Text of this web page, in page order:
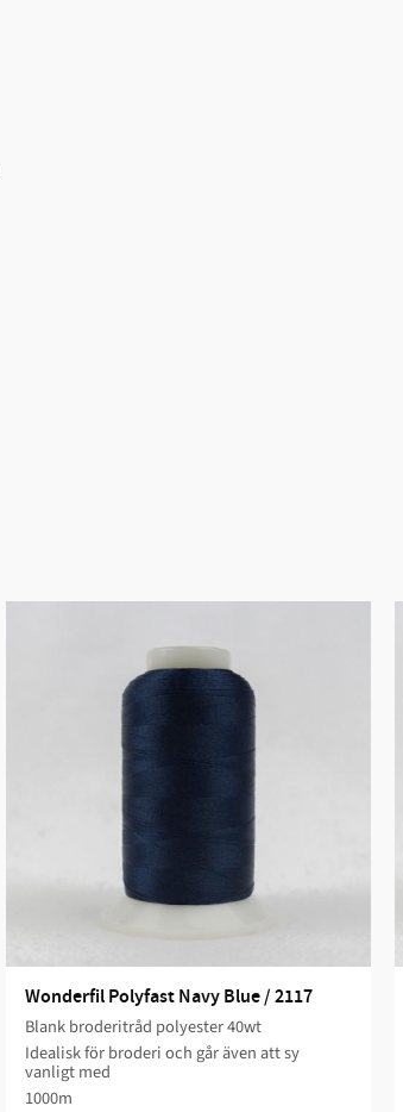
Wonderfil Polyfast Navy Blue / 2117
Blank broderitråd polyester 40wt
Idealisk för broderi och går även att sy
vanligt med
1000m